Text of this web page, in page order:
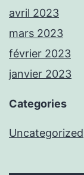
avril 2023
mars 2023
février 2023
janvier 2023
Categories
Uncategorized